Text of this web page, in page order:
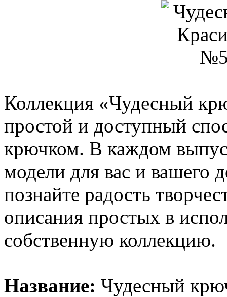
Коллекция «Чудесный
простой и доступный
крючком. В каждом
модели для вас и вашего
познайте радость
описания простых в
собственную коллекцию.
Название: Чудесный